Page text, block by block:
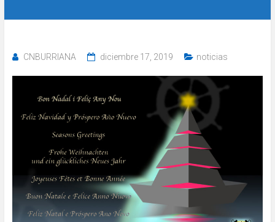
CNBURRIANA diciembre 17, 2019 noticias